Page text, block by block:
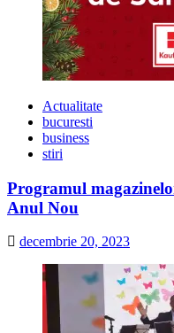
Actualitate
bucuresti
business
stiri
Programul
Anul Nou
decembrie 20, 2023